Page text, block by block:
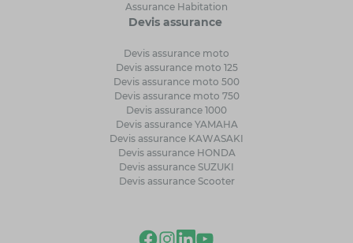
Assurance Habitation
Devis assurance
Devis assurance moto
Devis assurance moto 125
Devis assurance moto 500
Devis assurance moto 750
Devis assurance 1000
Devis assurance YAMAHA
Devis assurance KAWASAKI
Devis assurance HONDA
Devis assurance SUZUKI
Devis assurance Scooter